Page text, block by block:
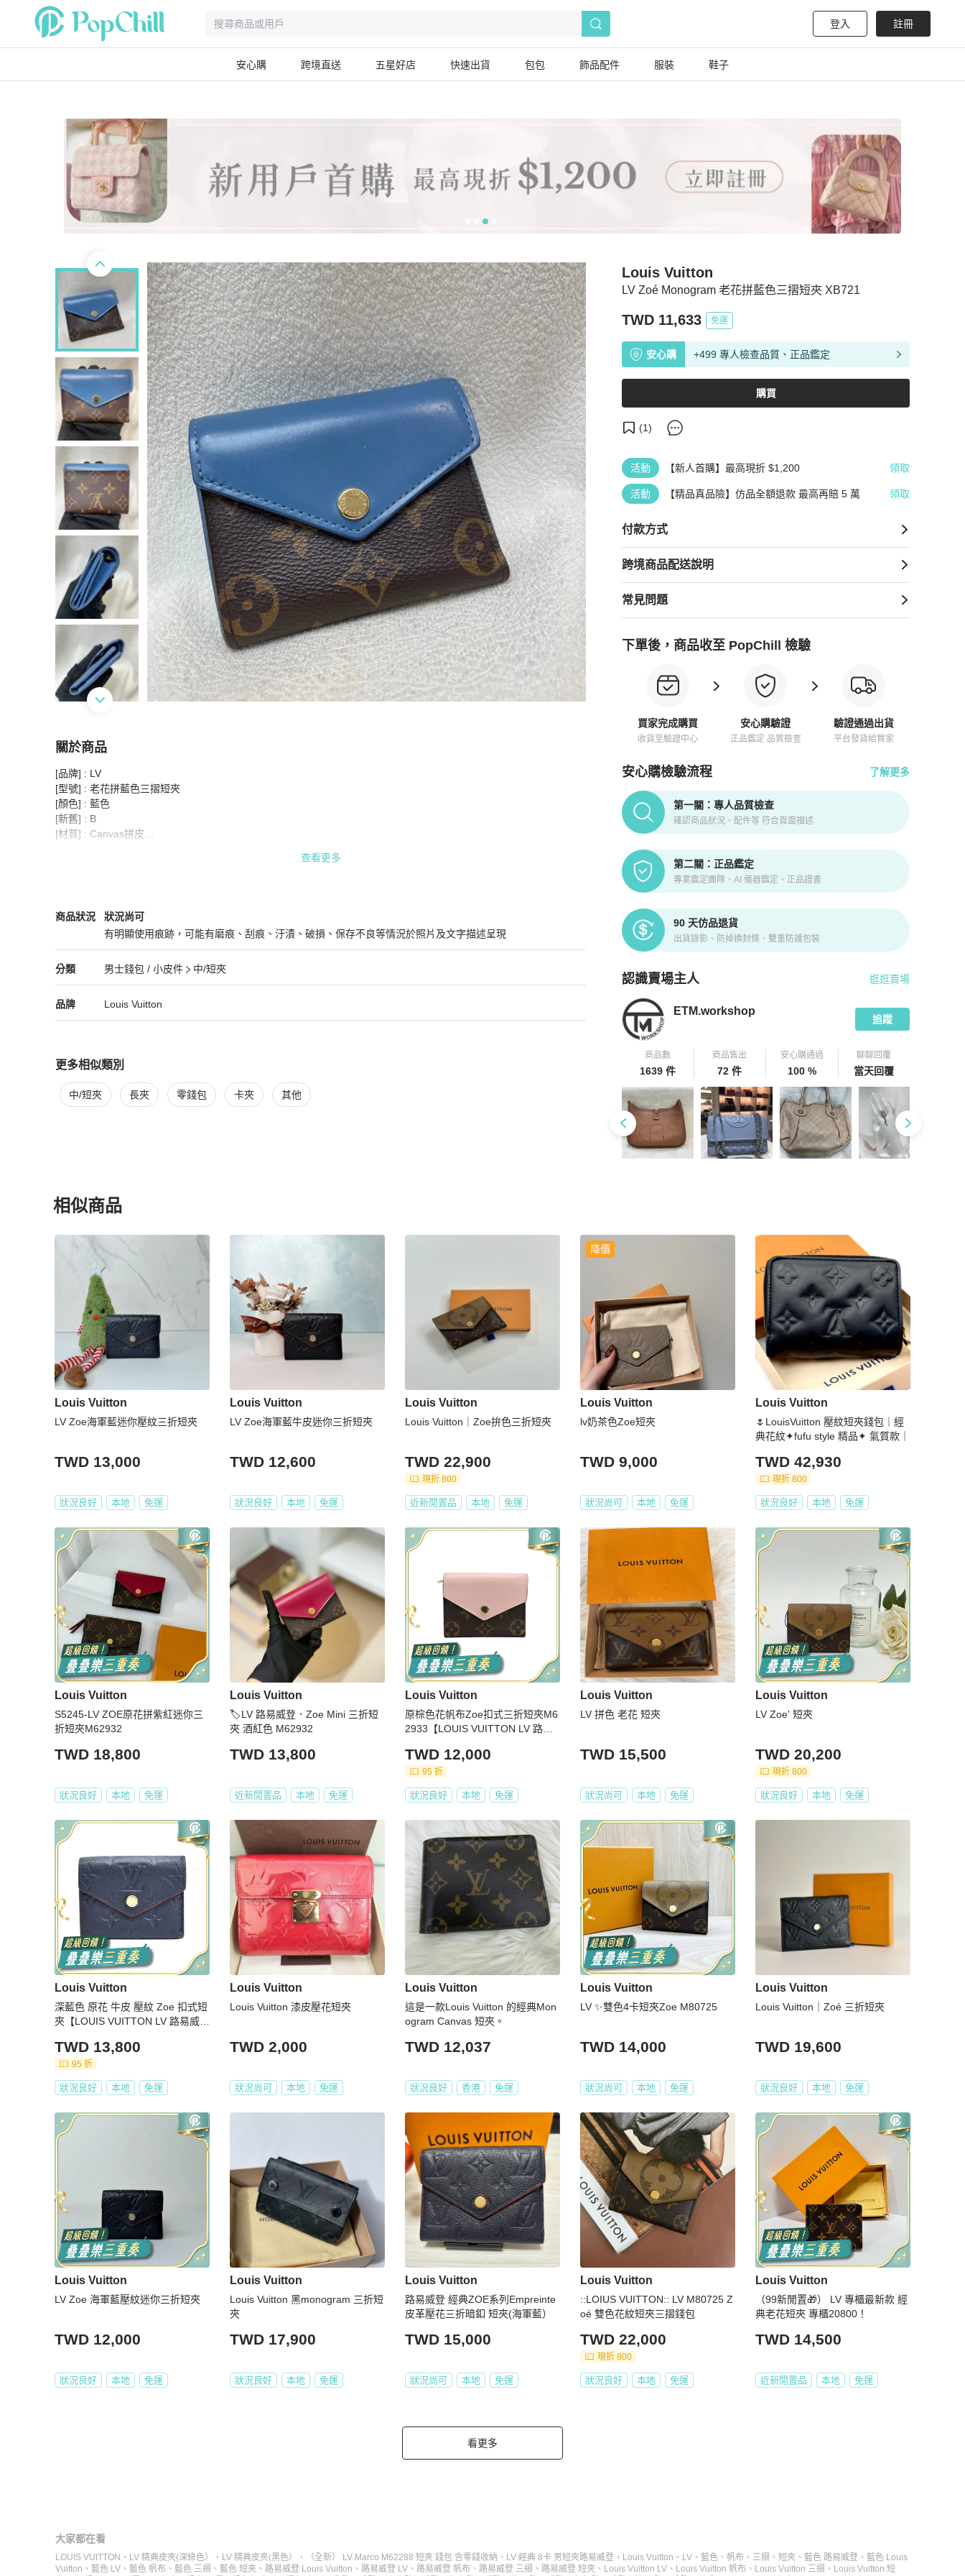
登入 註冊
安心購 跨境直送 五星好店 快速出貨 包包 飾品配件 服裝 鞋子
LV Zoé Monogram 老花拼藍色三摺短夾 XB721
Louis Vuitton
TWD 11,633 免運
安心購 +499 專人檢查品質、正品鑑定
購買
(1)
活動 【新人首購】最高現折 $1,200 領取
活動 【精品真品險】仿品全額退款 最高再賠 5 萬 領取
付款方式
跨境商品配送說明
常見問題
下單後，商品收至 PopChill 檢驗
買家完成購買
收貨至驗證中心
安心購驗證
正品鑑定 品質檢查
驗證通過出貨
平台發貨給買家
安心購檢驗流程 了解更多
PopChill拍拍圈正品驗證、安心購檢驗流程介紹
第一關：專人品質檢查
確認商品狀況、配件等 符合頁面描述
第二關：正品鑑定
專業鑑定團隊、AI 儀器鑑定、正品證書
90 天仿品退貨
出貨錄影、防掉換封條、雙重防護包裝
認識賣場主人
PopChill 拍拍圈嚴選賣家
逛逛賣場
ETM.workshop
追蹤
商品數
1639 件
商品售出
72 件
安心購通過
100 %
聊聊回覆
當天回覆
關於商品
關於LV Zoé Monogram 老花拼藍色三摺短夾 XB721
[品牌] : LV
[型號] : 老花拼藍色三摺短夾
[顏色] : 藍色
[新舊] : B
[材質] : Canvas拼皮
查看更多
商品狀況
Louis Vuitton男士錢包 / 小皮件
狀況尚可
有明顯使用痕跡，可能有磨痕、刮痕、汙漬、破損、保存不良等情況於照片及文字描述呈現
狀況尚可
分類
Louis Vuitton男士錢包 / 小皮件 分類資訊
男士錢包 / 小皮件
中/短夾
男士錢包 / 小皮件/中/短夾推薦
品牌
Louis Vuitton精品男士錢包 / 小皮件
Louis Vuitton
Louis Vuitton推薦清單
更多相似類別
更多Louis Vuitton男士錢包 / 小皮件 相似商品推薦
中/短夾 長夾 零錢包 卡夾 其他
相似商品
更多相似Louis Vuitton男士錢包 / 小皮件推薦精品
Louis Vuitton
LV Zoe海軍藍迷你壓紋三折短夾
TWD 13,000
狀況良好 本地 免運
Louis Vuitton
LV Zoe海軍藍牛皮迷你三折短夾
TWD 12,600
狀況良好 本地 免運
Louis Vuitton
Louis Vuitton｜Zoe拚色三折短夾
TWD 22,900
現折 800
近新閒置品 本地 免運
降價
Louis Vuitton
lv奶茶色Zoe短夾
TWD 9,000
狀況尚可 本地 免運
Louis Vuitton
🌷LouisVuitton 壓紋短夾錢包｜經
典花紋✦fufu style 精品✦ 氣質款｜
TWD 42,930
現折 800
狀況良好 本地 免運
Louis Vuitton
S5245-LV ZOE原花拼紫紅迷你三
折短夾M62932
TWD 18,800
狀況良好 本地 免運
Louis Vuitton
🏷LV 路易威登．Zoe Mini 三折短
夾 酒紅色 M62932
TWD 13,800
近新閒置品 本地 免運
Louis Vuitton
原棕色花帆布Zoe扣式三折短夾M6
2933【LOUIS VUITTON LV 路易
TWD 12,000
95 折
狀況良好 本地 免運
Louis Vuitton
LV 拼色 老花 短夾
TWD 15,500
狀況尚可 本地 免運
Louis Vuitton
LV Zoe' 短夾
TWD 20,200
現折 800
狀況良好 本地 免運
Louis Vuitton
深藍色 原花 牛皮 壓紋 Zoe 扣式短
夾【LOUIS VUITTON LV 路易威
TWD 13,800
95 折
狀況良好 本地 免運
Louis Vuitton
Louis Vuitton 漆皮壓花短夾
TWD 2,000
狀況尚可 本地 免運
Louis Vuitton
這是一款Louis Vuitton 的經典Mon
ogram Canvas 短夾。
TWD 12,037
狀況良好 香港 免運
Louis Vuitton
LV ✨雙色4卡短夾Zoe M80725
TWD 14,000
狀況尚可 本地 免運
Louis Vuitton
Louis Vuitton｜Zoé 三折短夾
TWD 19,600
狀況良好 本地 免運
Louis Vuitton
LV Zoe 海軍藍壓紋迷你三折短夾
TWD 12,000
狀況良好 本地 免運
Louis Vuitton
Louis Vuitton 黑monogram 三折短
夾
TWD 17,900
狀況良好 本地 免運
Louis Vuitton
路易威登 經典ZOE系列Empreinte
皮革壓花三折暗釦 短夾(海軍藍）
TWD 15,000
狀況尚可 本地 免運
Louis Vuitton
::LOIUS VUITTON:: LV M80725 Z
oé 雙色花紋短夾三摺錢包
TWD 22,000
現折 800
狀況良好 本地 免運
Louis Vuitton
（99新閒置🎁） LV 專櫃最新款 經
典老花短夾 專櫃20800！
TWD 14,500
近新閒置品 本地 免運
看更多
大家都在看
LOUIS VUITTON 、 LV 精典皮夾(深綠色） 、 LV 精典皮夾(黑色） 、 （全新） LV Marco M62288 短夾 錢包 含零錢收納 、 LV 經典 8卡 男短夾路易威登 、 Louis Vuitton 、 LV 、 藍色 、 帆布 、 三摺 、 短夾 、 藍色 路易威登 、 藍色 Louis
Vuitton 、 藍色 LV 、 藍色 帆布 、 藍色 三摺 、 藍色 短夾 、 路易威登 Louis Vuitton 、 路易威登 LV 、 路易威登 帆布 、 路易威登 三摺 、 路易威登 短夾 、 Louis Vuitton LV 、 Louis Vuitton 帆布 、 Louis Vuitton 三摺 、 Louis Vuitton 短